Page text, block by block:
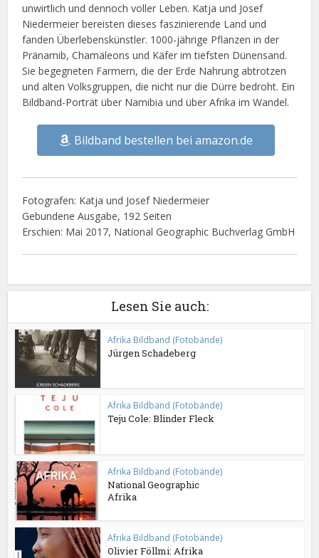
unwirtlich und dennoch voller Leben. Katja und Josef
Niedermeier bereisten dieses faszinierende Land und
fanden Überlebenskünstler. 1000-jährige Pflanzen in der
Pränamib, Chamäleons und Käfer im tiefsten Dünensand.
Sie begegneten Farmern, die der Erde Nahrung abtrotzen
und alten Volksgruppen, die nicht nur die Dürre bedroht. Ein
Bildband-Porträt über Namibia und über Afrika im Wandel.
Bildband bestellen bei amazon.de
Fotografen: Katja und Josef Niedermeier
Gebundene Ausgabe, 192 Seiten
Erschien: Mai 2017, National Geographic Buchverlag GmbH
Lesen Sie auch:
Afrika Bildband (Fotobände)
Jürgen Schadeberg
Afrika Bildband (Fotobände)
Teju Cole: Blinder Fleck
Afrika Bildband (Fotobände)
National Geographic
Afrika
Afrika Bildband (Fotobände)
Olivier Föllmi: Afrika